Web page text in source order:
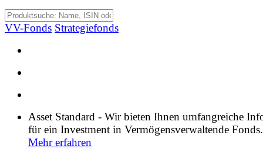
VV-Fonds Strategiefonds
Asset Standard - Wir bieten Ihnen umfangreiche
für ein Investment in Vermögensverwaltende Fonds.
Mehr erfahren